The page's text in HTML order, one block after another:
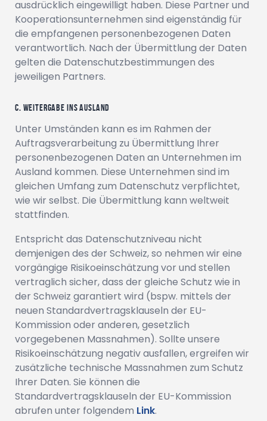
ausdrücklich eingewilligt haben. Diese Partner und
Kooperationsunternehmen sind eigenständig für
die empfangenen personenbezogenen Daten
verantwortlich. Nach der Übermittlung der Daten
gelten die Datenschutzbestimmungen des
jeweiligen Partners.
c. Weitergabe ins Ausland
Unter Umständen kann es im Rahmen der
Auftragsverarbeitung zu Übermittlung Ihrer
personenbezogenen Daten an Unternehmen im
Ausland kommen. Diese Unternehmen sind im
gleichen Umfang zum Datenschutz verpflichtet,
wie wir selbst. Die Übermittlung kann weltweit
stattfinden.
Entspricht das Datenschutzniveau nicht
demjenigen des der Schweiz, so nehmen wir eine
vorgängige Risikoeinschätzung vor und stellen
vertraglich sicher, dass der gleiche Schutz wie in
der Schweiz garantiert wird (bspw. mittels der
neuen Standardvertragsklauseln der EU-
Kommission oder anderen, gesetzlich
vorgegebenen Massnahmen). Sollte unsere
Risikoeinschätzung negativ ausfallen, ergreifen wir
zusätzliche technische Massnahmen zum Schutz
Ihrer Daten. Sie können die
Standardvertragsklauseln der EU-Kommission
abrufen unter folgendem Link.